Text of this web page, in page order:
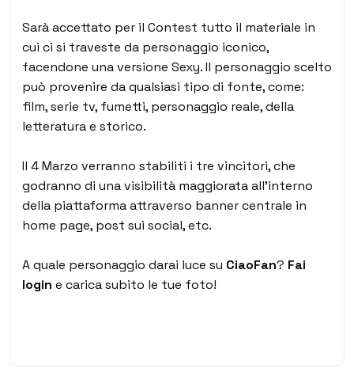
Sarà accettato per il Contest tutto il materiale in
cui ci si traveste da personaggio iconico,
facendone una versione Sexy.Il personaggio scelto
può provenire da qualsiasi tipo di fonte, come:
film, serie tv, fumetti, personaggio reale, della
letteratura e storico.
Il 4 Marzo verranno stabiliti i tre vincitori, che
godranno di una visibilità maggiorata all’interno
della piattaforma attraverso banner centrale in
home page, post sui social, etc.
A quale personaggio darai luce su CiaoFan? Fai
login e carica subito le tue foto!